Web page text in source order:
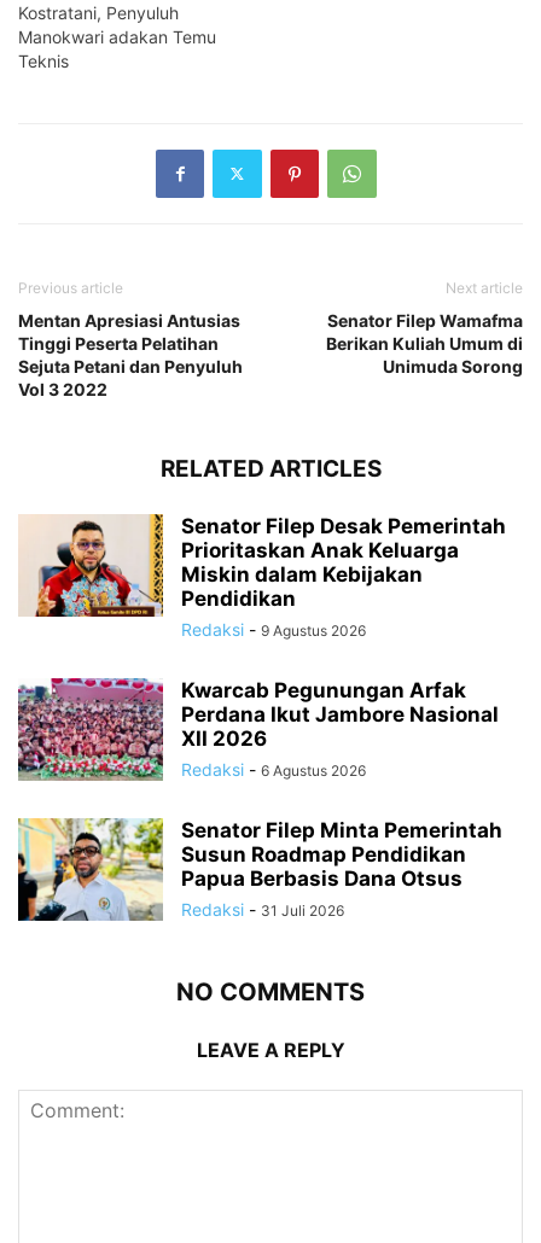
Kostratani, Penyuluh
Manokwari adakan Temu
Teknis
Previous article
Mentan Apresiasi Antusias
Tinggi Peserta Pelatihan
Sejuta Petani dan Penyuluh
Vol 3 2022
Next article
Senator Filep Wamafma
Berikan Kuliah Umum di
Unimuda Sorong
RELATED ARTICLES
Senator Filep Desak Pemerintah
Prioritaskan Anak Keluarga
Miskin dalam Kebijakan
Pendidikan
Redaksi - 9 Agustus 2026
Kwarcab Pegunungan Arfak
Perdana Ikut Jambore Nasional
XII 2026
Redaksi - 6 Agustus 2026
Senator Filep Minta Pemerintah
Susun Roadmap Pendidikan
Papua Berbasis Dana Otsus
Redaksi - 31 Juli 2026
NO COMMENTS
LEAVE A REPLY